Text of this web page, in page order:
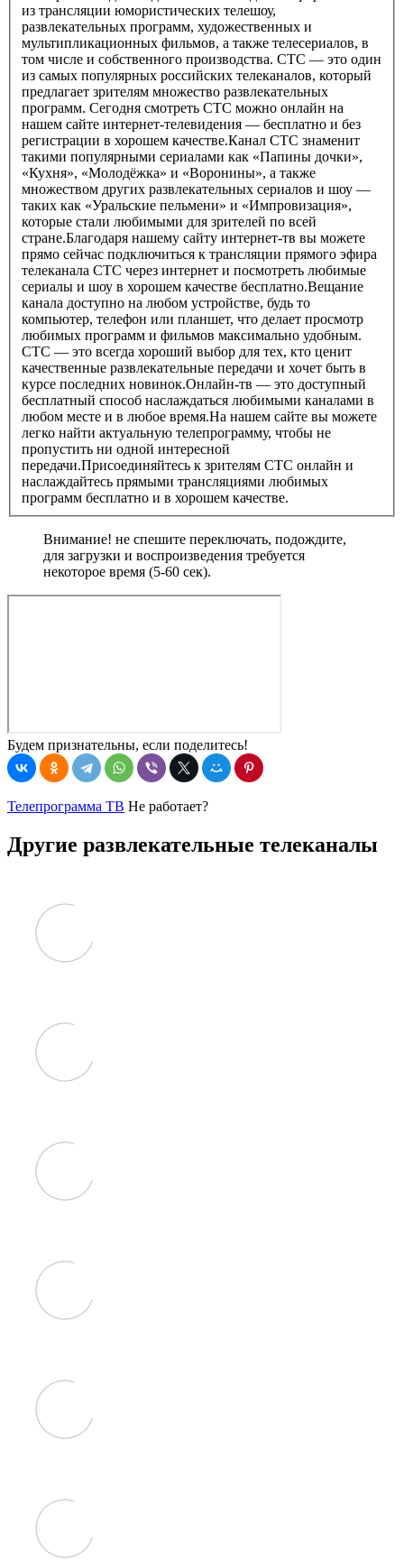
из трансляции юмористических телешоу,
развлекательных программ, художественных и
мультипликационных фильмов, а также телесериалов, в
том числе и собственного производства. СТС — это один
из самых популярных российских телеканалов, который
предлагает зрителям множество развлекательных
программ. Сегодня смотреть СТС можно онлайн на
нашем сайте интернет-телевидения — бесплатно и без
регистрации в хорошем качестве.Канал СТС знаменит
такими популярными сериалами как «Папины дочки»,
«Кухня», «Молодёжка» и «Воронины», а также
множеством других развлекательных сериалов и шоу —
таких как «Уральские пельмени» и «Импровизация»,
которые стали любимыми для зрителей по всей
стране.Благодаря нашему сайту интернет-тв вы можете
прямо сейчас подключиться к трансляции прямого эфира
телеканала СТС через интернет и посмотреть любимые
сериалы и шоу в хорошем качестве бесплатно.Вещание
канала доступно на любом устройстве, будь то
компьютер, телефон или планшет, что делает просмотр
любимых программ и фильмов максимально удобным.
СТС — это всегда хороший выбор для тех, кто ценит
качественные развлекательные передачи и хочет быть в
курсе последних новинок.Онлайн-тв — это доступный
бесплатный способ наслаждаться любимыми каналами в
любом месте и в любое время.На нашем сайте вы можете
легко найти актуальную телепрограмму, чтобы не
пропустить ни одной интересной
передачи.Присоединяйтесь к зрителям СТС онлайн и
наслаждайтесь прямыми трансляциями любимых
программ бесплатно и в хорошем качестве.
Внимание! не спешите переключать, подождите,
для загрузки и воспроизведения требуется
некоторое время (5-60 сек).
Будем признательны, если поделитесь!
Телепрограмма ТВ Не работает?
Другие развлекательные телеканалы